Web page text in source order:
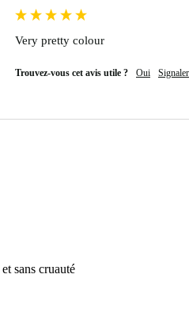
Very pretty colour
Trouvez-vous cet avis utile ? Oui Signaler
et sans cruauté